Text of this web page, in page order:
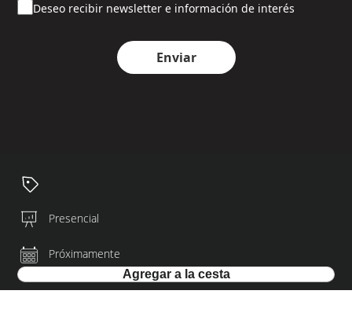
Deseo recibir newsletter e información de interés
Enviar
Presencial
Próximamente